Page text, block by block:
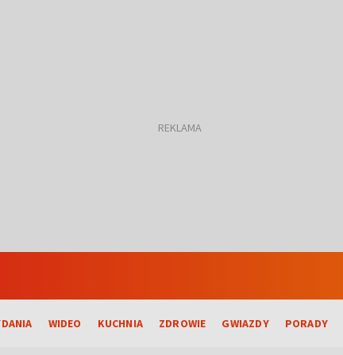
WIDEO KUCHNIA ZDROWIE GWIAZDY PORADY